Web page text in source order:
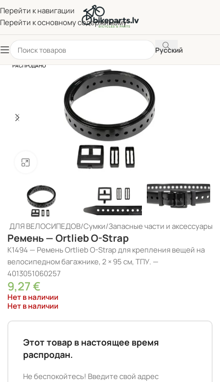
Перейти к навигации
Перейти к основному содержимому
Русский
РАСПРОДАНО
Нажмите, чтобы увеличить
ДЛЯ ВЕЛОСИПЕДОВ/Сумки/Запасные части и аксессуары
Ремень — Ortlieb O-Strap
K1494 — Ремень Ortlieb O-Strap для крепления вещей на
велосипедном багажнике, 2 × 95 см, ТПУ. —
4013051060257
9,27€
Нет в наличии
Нет в наличии
Этот товар в настоящее время
распродан.
Не беспокойтесь! Введите свой адрес